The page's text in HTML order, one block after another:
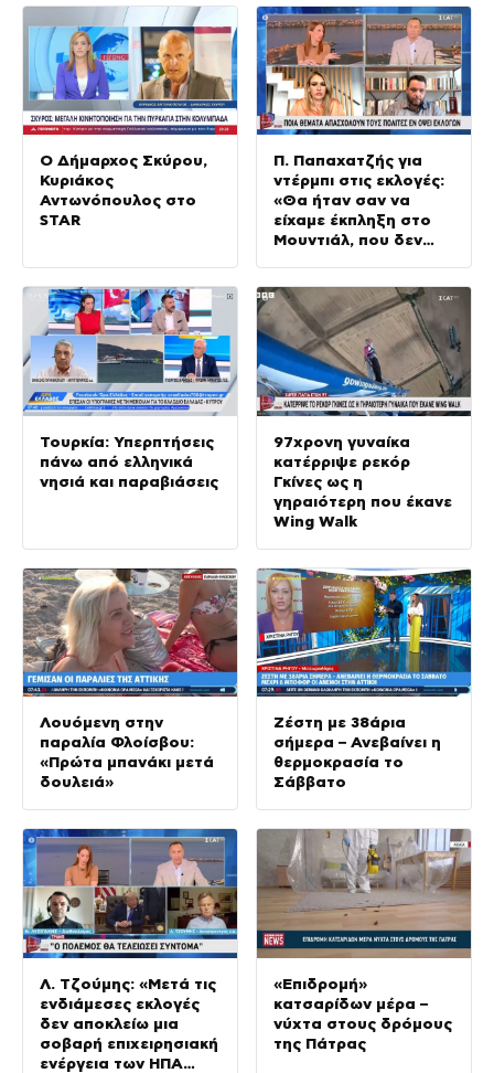
Ο Δήμαρχος Σκύρου,
Κυριάκος
Αντωνόπουλος στο
STAR
Π. Παπαχατζής για
ντέρμπι στις εκλογές:
«Θα ήταν σαν να
είχαμε έκπληξη στο
Μουντιάλ, που δεν
Τουρκία: Υπερπτήσεις
πάνω από ελληνικά
νησιά και παραβιάσεις
97χρονη γυναίκα
κατέρριψε ρεκόρ
Γκίνες ως η
γηραιότερη που έκανε
Wing Walk
Λουόμενη στην
παραλία Φλοίσβου:
«Πρώτα μπανάκι μετά
δουλειά»
Ζέστη με 38άρια
σήμερα – Ανεβαίνει η
θερμοκρασία το
Σάββατο
Λ. Τζούμης: «Μετά τις
ενδιάμεσες εκλογές
δεν αποκλείω μια
σοβαρή επιχειρησιακή
ενέργεια των ΗΠΑ
«Επιδρομή»
κατσαρίδων μέρα –
νύχτα στους δρόμους
της Πάτρας